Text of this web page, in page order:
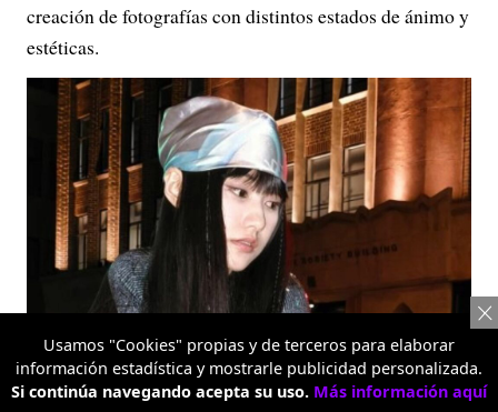
creación de fotografías con distintos estados de ánimo y
estéticas.
Usamos "Cookies" propias y de terceros para elaborar
información estadística y mostrarle publicidad personalizada.
Si continúa navegando acepta su uso. Más información aquí